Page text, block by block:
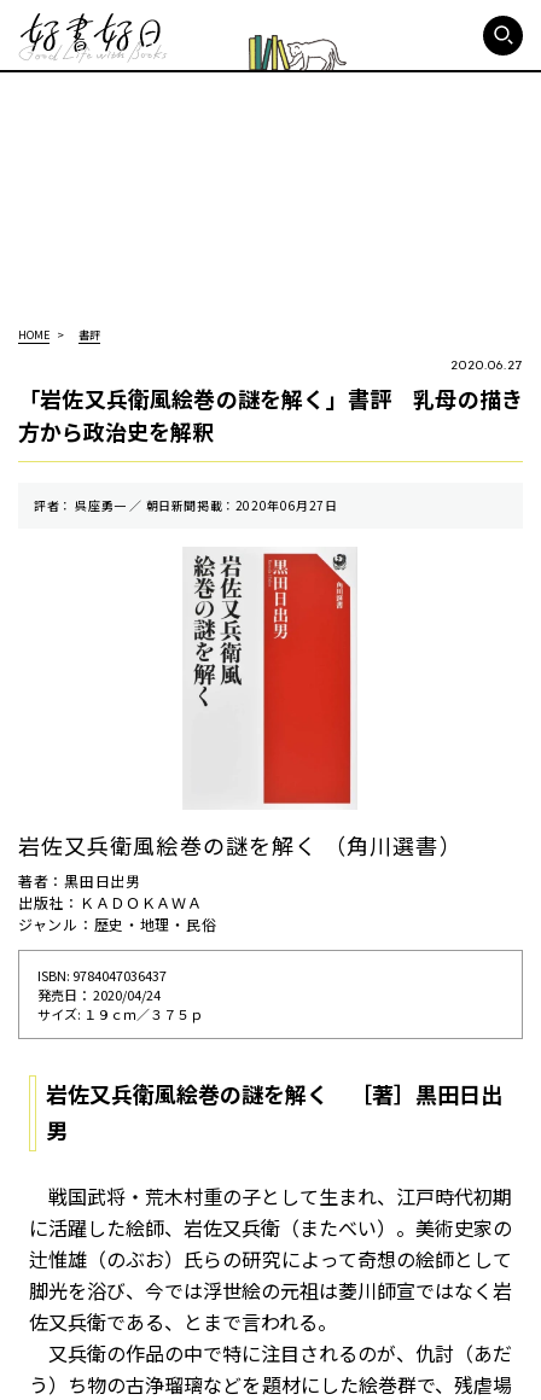
HOME 書評
2020.06.27
「岩佐又兵衛風絵巻の謎を解く」書評 乳母の描き
方から政治史を解釈
評者： 呉座勇一 ／ 朝⽇新聞掲載：2020年06月27日
岩佐又兵衛風絵巻の謎を解く （角川選書）
著者：黒田日出男
出版社：ＫＡＤＯＫＡＷＡ
ジャンル：歴史・地理・民俗
ISBN: 9784047036437
発売⽇： 2020/04/24
サイズ: １９ｃｍ／３７５ｐ
岩佐又兵衛風絵巻の謎を解く ［著］黒田日出
男
戦国武将・荒木村重の子として生まれ、江戸時代初期
に活躍した絵師、岩佐又兵衛（またべい）。美術史家の
辻惟雄（のぶお）氏らの研究によって奇想の絵師として
脚光を浴び、今では浮世絵の元祖は菱川師宣ではなく岩
佐又兵衛である、とまで言われる。
又兵衛の作品の中で特に注目されるのが、仇討（あだ
う）ち物の古浄瑠璃などを題材にした絵巻群で、残虐場